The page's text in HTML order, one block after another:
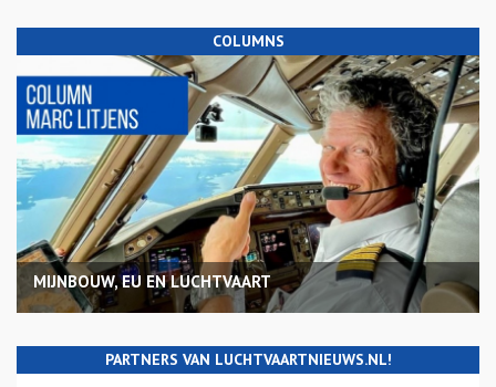
COLUMNS
MIJNBOUW, EU EN LUCHTVAART
PARTNERS VAN LUCHTVAARTNIEUWS.NL!